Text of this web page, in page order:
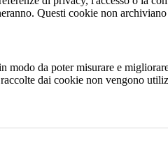
Questi cookie non
da poter misurare e
dai cookie non vengono